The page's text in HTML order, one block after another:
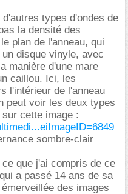
types d'ondes de
la densité des
plan de l'anneau, qui
disque vinyle, avec
manière d'une mare
caillou. Ici, les
l'intérieur de l'anneau
peut voir les deux types
cette image :
sombre-clair
que j'ai compris de ce
a passé 14 ans de sa
des images